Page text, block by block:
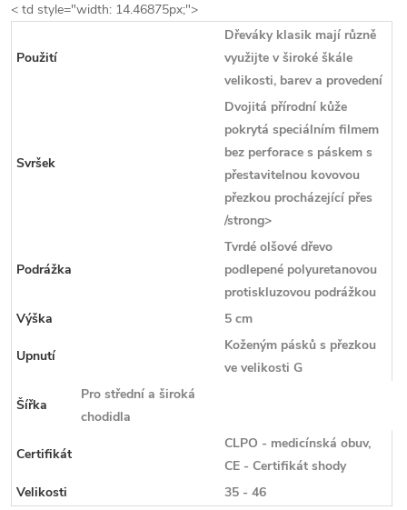
< td style="width: 14.46875px;">
Použití
Dřeváky klasik mají různě
využijte v široké škále
velikosti, barev a provedení
Svršek
Dvojitá přírodní kůže
pokrytá speciálním filmem
bez perforace s páskem s
přestavitelnou kovovou
přezkou procházející přes
/strong>
Podrážka
Tvrdé olšové dřevo
podlepené polyuretanovou
protiskluzovou podrážkou
Výška
5 cm
Upnutí
Koženým pásků s přezkou
ve velikosti G
Šířka
Pro střední a široká
chodidla
Certifikát
CLPO - medicínská obuv,
CE - Certifikát shody
Velikosti
35 - 46